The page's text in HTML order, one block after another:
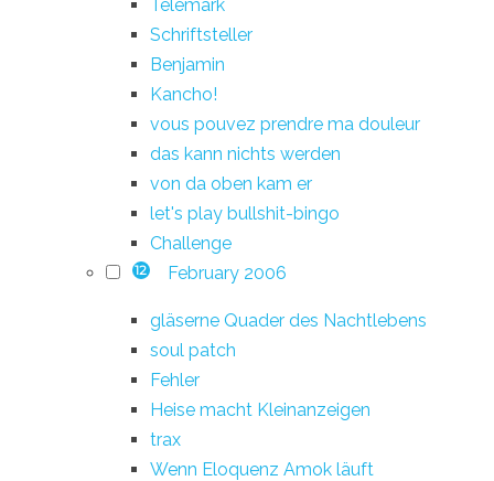
Telemark
Schriftsteller
Benjamin
Kancho!
vous pouvez prendre ma douleur
das kann nichts werden
von da oben kam er
let's play bullshit-bingo
Challenge
12 February 2006
gläserne Quader des Nachtlebens
soul patch
Fehler
Heise macht Kleinanzeigen
trax
Wenn Eloquenz Amok läuft